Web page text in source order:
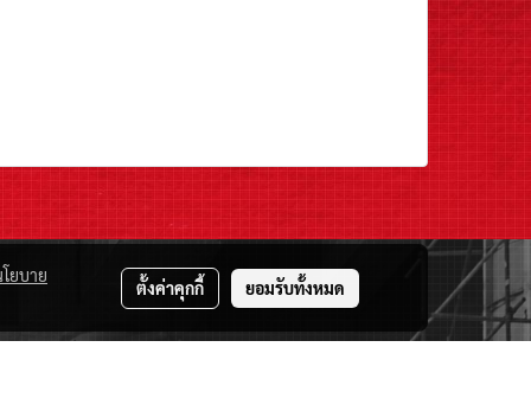
ยบาย
ตั้งค่าคุกกี้ ยอมรับทั้งหมด